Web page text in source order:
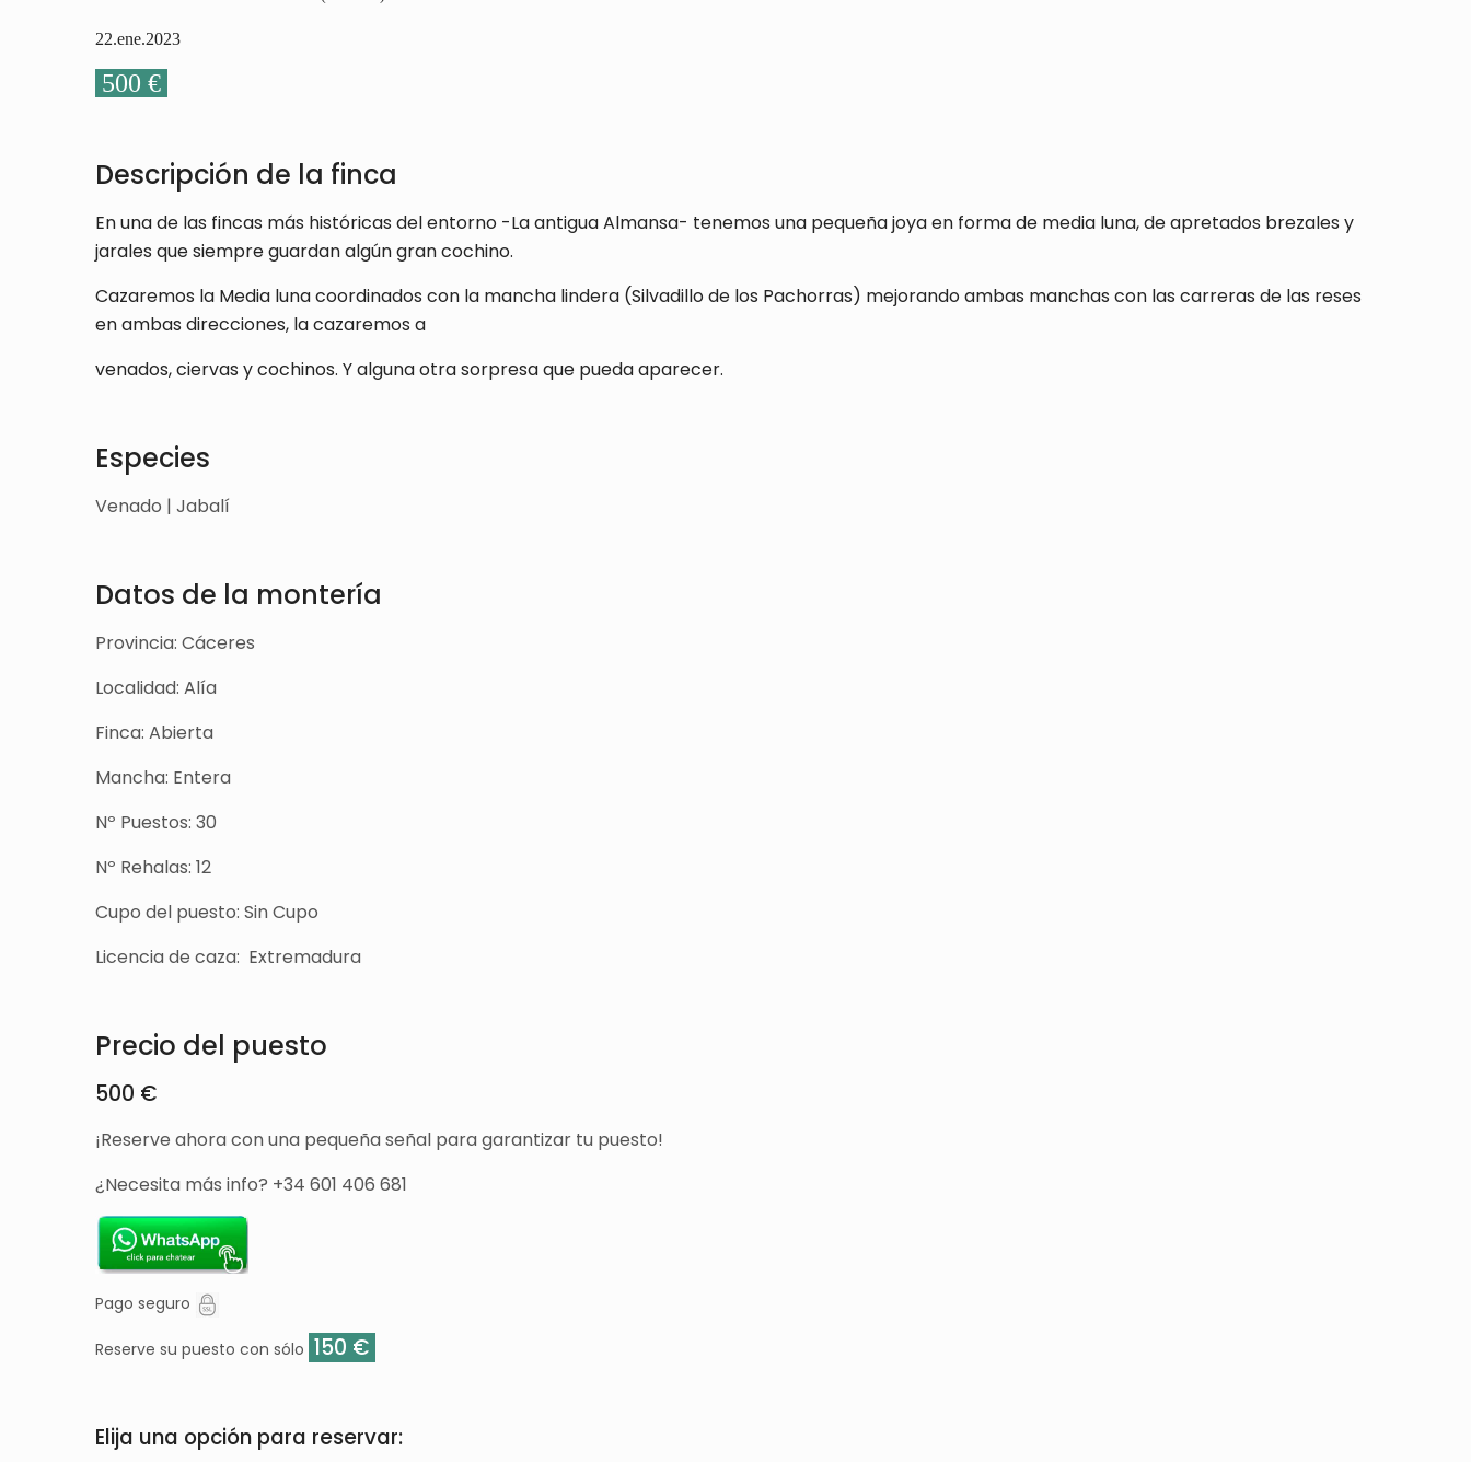
22.ene.2023
500 €
Descripción de la finca
En una de las fincas más históricas del entorno -La antigua Almansa- tenemos una pequeña joya en forma de media luna, de apretados brezales y
jarales que siempre guardan algún gran cochino.
Cazaremos la Media luna coordinados con la mancha lindera (Silvadillo de los Pachorras) mejorando ambas manchas con las carreras de las reses
en ambas direcciones, la cazaremos a
venados, ciervas y cochinos. Y alguna otra sorpresa que pueda aparecer.
Especies
Venado | Jabalí
Datos de la montería
Provincia: Cáceres
Localidad: Alía
Finca: Abierta
Mancha: Entera
Nº Puestos: 30
Nº Rehalas: 12
Cupo del puesto: Sin Cupo
Licencia de caza: Extremadura
Precio del puesto
500 €
¡Reserve ahora con una pequeña señal para garantizar tu puesto!
¿Necesita más info? +34 601 406 681
Pago seguro
Reserve su puesto con sólo 150 €
Elija una opción para reservar: